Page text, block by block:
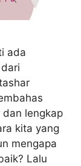
ada
lengkap
kita yang
mengapa
Lalu